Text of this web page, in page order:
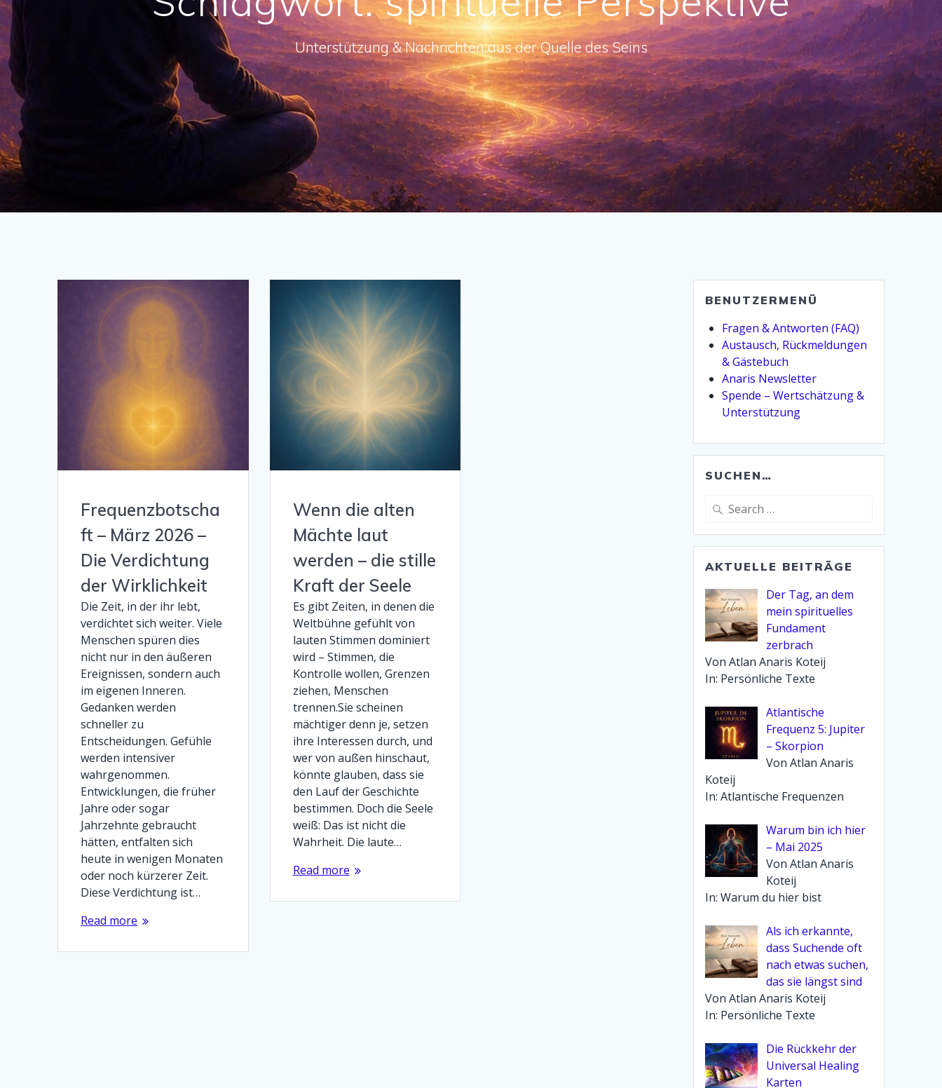
Unterstützung & Nachrichten aus der Quelle des Seins
Frequenzbotscha
ft – März 2026 –
Die Verdichtung
der Wirklichkeit
Die Zeit, in der ihr lebt,
verdichtet sich weiter. Viele
Menschen spüren dies
nicht nur in den äußeren
Ereignissen, sondern auch
im eigenen Inneren.
Gedanken werden
schneller zu
Entscheidungen. Gefühle
werden intensiver
wahrgenommen.
Entwicklungen, die früher
Jahre oder sogar
Jahrzehnte gebraucht
hätten, entfalten sich
heute in wenigen Monaten
oder noch kürzerer Zeit.
Diese Verdichtung ist…
Read more
Wenn die alten
Mächte laut
werden – die stille
Kraft der Seele
Es gibt Zeiten, in denen die
Weltbühne gefühlt von
lauten Stimmen dominiert
wird – Stimmen, die
Kontrolle wollen, Grenzen
ziehen, Menschen
trennen.Sie scheinen
mächtiger denn je, setzen
ihre Interessen durch, und
wer von außen hinschaut,
könnte glauben, dass sie
den Lauf der Geschichte
bestimmen. Doch die Seele
weiß: Das ist nicht die
Wahrheit. Die laute…
Read more
BENUTZERMENÜ
Fragen & Antworten (FAQ)
Austausch, Rückmeldungen
& Gästebuch
Anaris Newsletter
Spende – Wertschätzung &
Unterstützung
SUCHEN…
Search
AKTUELLE BEITRÄGE
Der Tag, an dem
mein spirituelles
Fundament
zerbrach
Von Atlan Anaris Koteij
In: Persönliche Texte
Atlantische
Frequenz 5: Jupiter
– Skorpion
Von Atlan Anaris
Koteij
In: Atlantische Frequenzen
Warum bin ich hier
– Mai 2025
Von Atlan Anaris
Koteij
In: Warum du hier bist
Als ich erkannte,
dass Suchende oft
nach etwas suchen,
das sie längst sind
Von Atlan Anaris Koteij
In: Persönliche Texte
Die Rückkehr der
Universal Healing
Karten